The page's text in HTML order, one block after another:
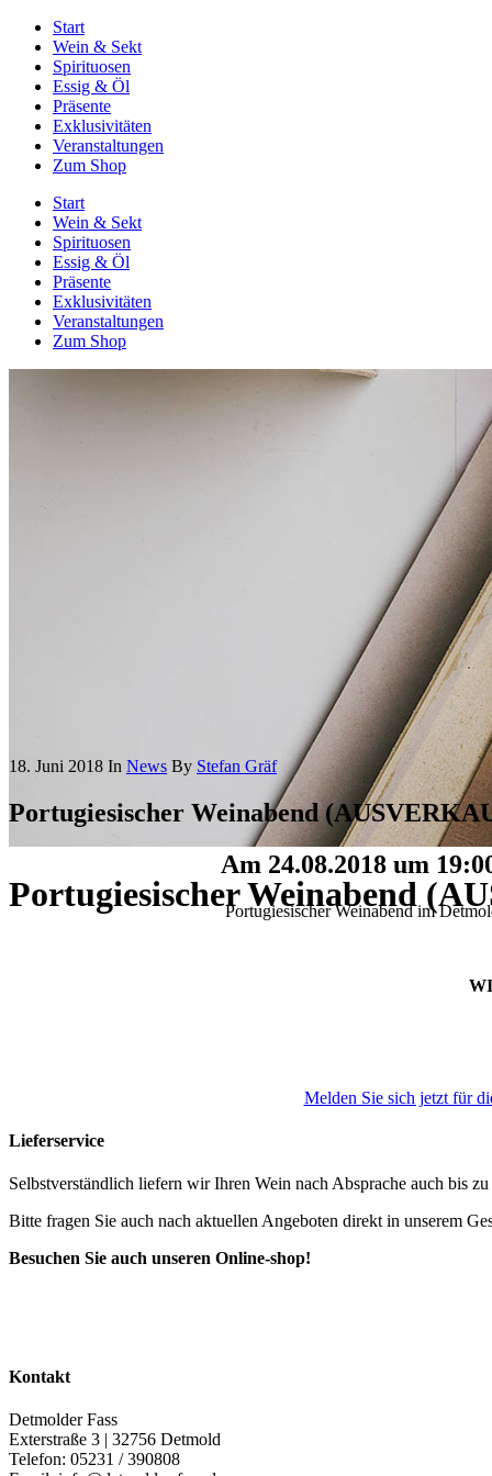
Start
Wein & Sekt
Spirituosen
Essig & Öl
Präsente
Exklusivitäten
Veranstaltungen
Zum Shop
Start
Wein & Sekt
Spirituosen
Essig & Öl
Präsente
Exklusivitäten
Veranstaltungen
Zum Shop
Portugiesischer Weinabend
18. Juni 2018 In News By Stefan Gräf
Portugiesischer Weinabend
Am 24.08.2018 um
Portugiesischer Weinabend im
Melden Sie sich jetzt für
Lieferservice
Selbstverständlich liefern wir Ihren Wein nach Absprache auch bis
Bitte fragen Sie auch nach aktuellen Angeboten direkt in unserem
Besuchen Sie auch unseren Online-shop!
Kontakt
Detmolder Fass
Exterstraße 3 | 32756 Detmold
Telefon: 05231 / 390808